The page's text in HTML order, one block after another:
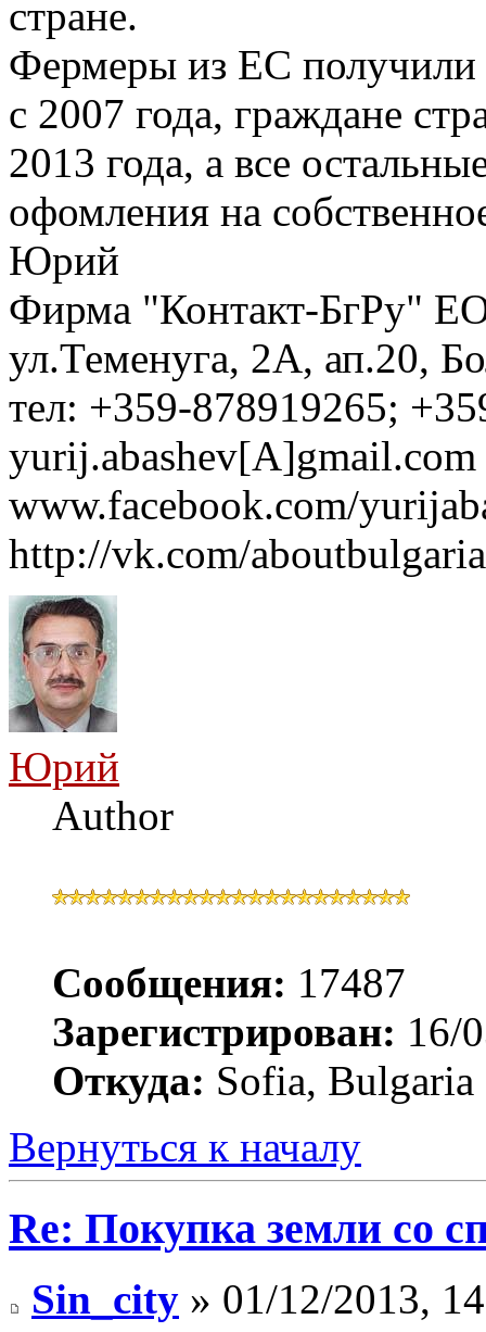
стране.
Фермеры из ЕС получили
с 2007 года, граждане
2013 года, а все
офомления на
Юрий
Фирма "Контакт-БгРу"
ул.Теменуга, 2А, ап.20,
тел: +359-878919265;
yurij.abashev[A]gmail.com
www.facebook.com/
http://vk.com/aboutbulgaria
Юрий
Author
Сообщения: 17487
Зарегистрирован: 16/
Откуда: Sofia, Bulgaria
Вернуться к началу
Re: Покупка земли со
Sin_city » 01/12/2013,